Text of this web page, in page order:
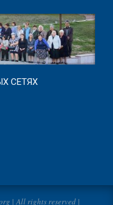
СЕТЯХ
| All rights reserved |